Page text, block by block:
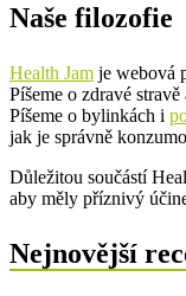
Naše filozofie
Health Jam je webová
Píšeme o zdravé
Píšeme o bylinkách i
jak je správně
Důležitou součástí
aby měly příznivý
Nejnovější